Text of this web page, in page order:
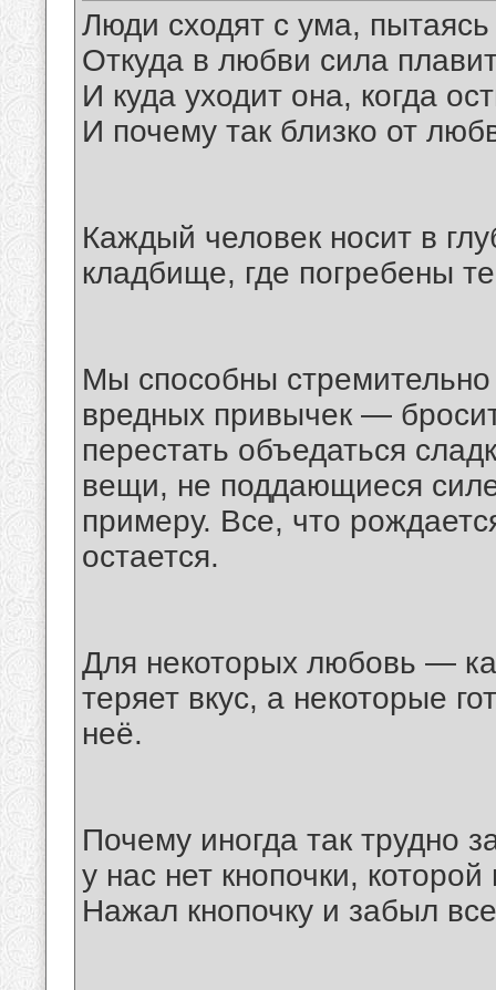
Люди сходят с ума, пытаясь
Откуда в любви сила
И куда уходит она, когда
И почему так близко от
Каждый человек носит в
кладбище, где погребены
Мы способны
вредных привычек —
перестать объедаться
вещи, не поддающиеся
примеру. Все, что
остается.
Для некоторых любовь —
теряет вкус, а некоторые
неё.
Почему иногда так трудно
у нас нет кнопочки,
Нажал кнопочку и забыл